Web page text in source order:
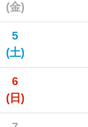
(金)
5
(土)
6
(日)